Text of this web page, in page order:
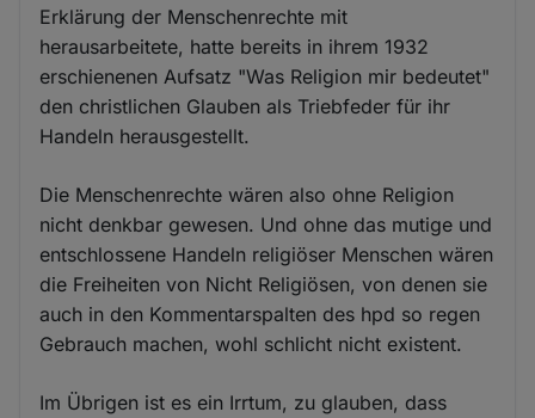
Erklärung der Menschenrechte mit
herausarbeitete, hatte bereits in ihrem 1932
erschienenen Aufsatz "Was Religion mir bedeutet"
den christlichen Glauben als Triebfeder für ihr
Handeln herausgestellt.
Die Menschenrechte wären also ohne Religion
nicht denkbar gewesen. Und ohne das mutige und
entschlossene Handeln religiöser Menschen wären
die Freiheiten von Nicht Religiösen, von denen sie
auch in den Kommentarspalten des hpd so regen
Gebrauch machen, wohl schlicht nicht existent.
Im Übrigen ist es ein Irrtum, zu glauben, dass